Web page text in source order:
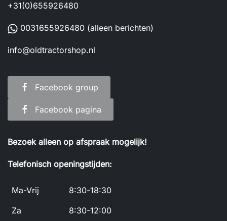
+31(0)655926480
0031655926480 (alleen berichten)
info@oldtractorshop.nl
Facebook group
Facebook pagina
Bezoek alleen op afspraak mogelijk!
Telefonisch openingstijden:
Ma-Vrij
8:30-18:30
Za
8:30-12:00